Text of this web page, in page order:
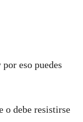
eso puedes
o debe resistirse